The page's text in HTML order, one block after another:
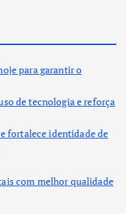
para garantir o
de tecnologia e reforça
fortalece identidade de
com melhor qualidade